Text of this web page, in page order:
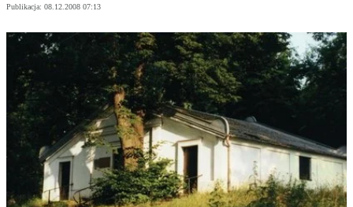
Publikacja: 08.12.2008 07:13